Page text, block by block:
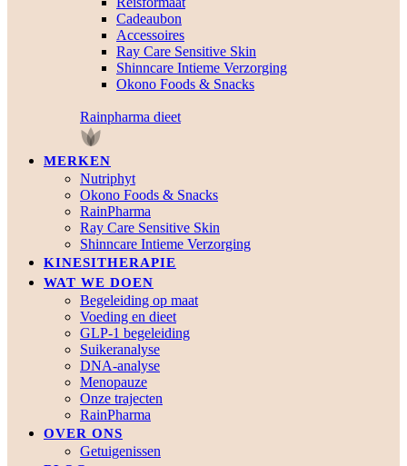
Cadeaubon
Accessoires
Ray Care Sensitive Skin
Shinncare Intieme Verzorging
Okono Foods & Snacks
Rainpharma dieet
MERKEN
Nutriphyt
Okono Foods & Snacks
RainPharma
Ray Care Sensitive Skin
Shinncare Intieme Verzorging
KINESITHERAPIE
WAT WE DOEN
Begeleiding op maat
Voeding en dieet
GLP-1 begeleiding
Suikeranalyse
DNA-analyse
Menopauze
Onze trajecten
RainPharma
OVER ONS
Getuigenissen